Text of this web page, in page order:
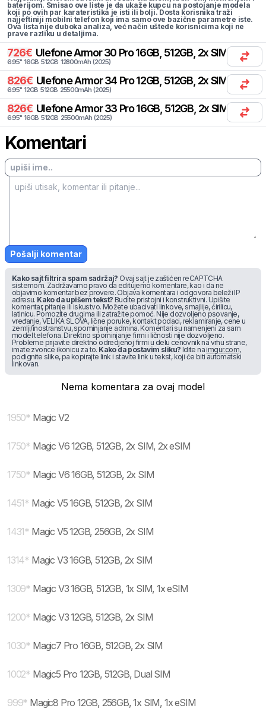
baterijom. Smisao ove liste je da ukaže kupcu na postojanje modela
koji po ovih par karateristika je isti ili bolji. Dosta korisnika traži
najjeftiniji mobilni telefon koji ima samo ove bazične parametre iste.
Ova lista nije duboka analiza, već način uštede korisnicima koji ne
prave razliku u detaljima.
726€ UlefoneArmor 30 Pro 16GB, 512GB, 2x SIM
6.95" 16GB 512GB 12800mAh (2025)
826€ UlefoneArmor 34 Pro 12GB, 512GB, 2x SIM
6.95" 12GB 512GB 25500mAh (2025)
826€ UlefoneArmor 33 Pro 16GB, 512GB, 2x SIM
6.95" 16GB 512GB 25500mAh (2025)
Komentari
Pošalji komentar
Kako sajt filtrira spam sadržaj? Ovaj sajt je zaštićen reCAPTCHA
sistemom. Zadržavamo pravo da editujemo komentare, kao i da ne
objavimo komentar bez provere. Objava komentara i odgovora beleži IP
adresu. Kako da upišem tekst? Budite pristojni i konstruktivni. Upišite
komentar, pitanje ili iskustvo. Možete ubacivati linkove, smajlije, ćirilicu,
latinicu. Pomozite drugima ili zatražite pomoć. Nije dozvoljeno psovanje,
vređanje, VELIKA SLOVA, lične poruke, kontakt podaci, reklamiranje, cene u
zemlji/inostranstvu, spominjanje admina. Komentari su namenjeni za sam
model telefona. Direktno spominjanje firmi i ličnosti nije dozvoljeno.
Probleme prijavite direktno odredjenoj firmi u delu cenovnik na vrhu strane,
imate zvonce ikonicu za to. Kako da postavim sliku? Idite na imgur.com,
podignite slike, pa kopirajte link i stavite link u tekst, koji će biti automatski
linkovan.
Nema komentara za ovaj model
1950* Magic V2
1750* Magic V6 12GB, 512GB, 2x SIM, 2x eSIM
1750* Magic V6 16GB, 512GB, 2x SIM
1451* Magic V5 16GB, 512GB, 2x SIM
1431* Magic V5 12GB, 256GB, 2x SIM
1314* Magic V3 16GB, 512GB, 2x SIM
1309* Magic V3 16GB, 512GB, 1x SIM, 1x eSIM
1200* Magic V3 12GB, 512GB, 2x SIM
1030* Magic7 Pro 16GB, 512GB, 2x SIM
1002* Magic5 Pro 12GB, 512GB, Dual SIM
999* Magic8 Pro 12GB, 256GB, 1x SIM, 1x eSIM